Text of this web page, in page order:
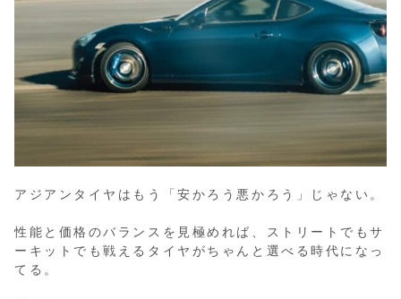
アジアンタイヤはもう「安かろう悪かろう」じゃない。
性能と価格のバランスを見極めれば、ストリートでもサ
ーキットでも戦えるタイヤがちゃんと選べる時代になっ
てる。